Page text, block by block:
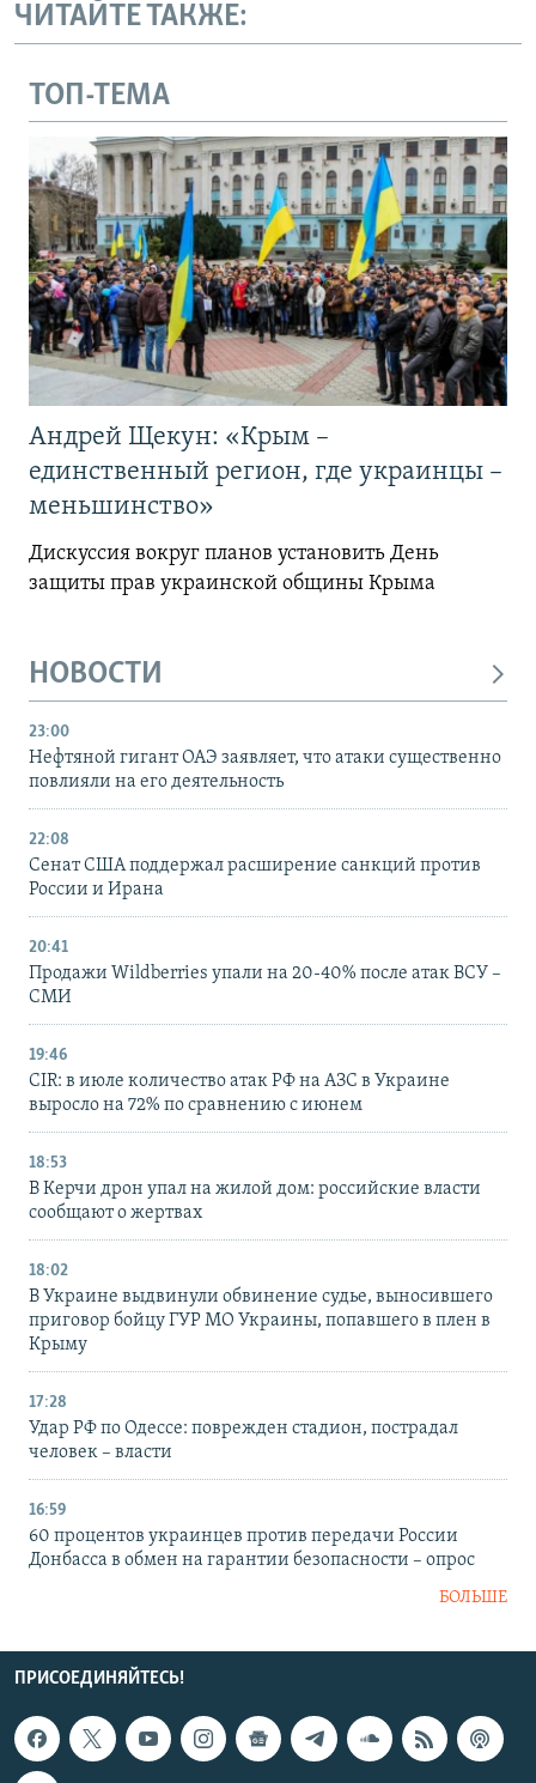
ЧИТАЙТЕ ТАКЖЕ:
ТОП-ТЕМА
Андрей Щекун: «Крым –
единственный регион, где украинцы –
меньшинство»
Дискуссия вокруг планов установить День
защиты прав украинской общины Крыма
НОВОСТИ
23:00
Нефтяной гигант ОАЭ заявляет, что атаки существенно
повлияли на его деятельность
22:08
Сенат США поддержал расширение санкций против
России и Ирана
20:41
Продажи Wildberries упали на 20-40% после атак ВСУ –
СМИ
19:46
CIR: в июле количество атак РФ на АЗС в Украине
выросло на 72% по сравнению с июнем
18:53
В Керчи дрон упал на жилой дом: российские власти
сообщают о жертвах
18:02
В Украине выдвинули обвинение судье, выносившего
приговор бойцу ГУР МО Украины, попавшего в плен в
Крыму
17:28
Удар РФ по Одессе: поврежден стадион, пострадал
человек – власти
16:59
60 процентов украинцев против передачи России
Донбасса в обмен на гарантии безопасности – опрос
БОЛЬШЕ
ПРИСОЕДИНЯЙТЕСЬ!